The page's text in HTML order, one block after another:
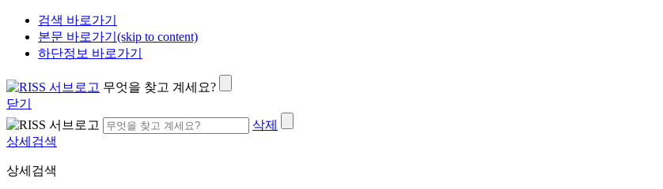
검색 바로가기
본문 바로가기(skip to content)
하단정보 바로가기
무엇을 찾고 계세요?
닫기
삭제
상세검색
상세검색